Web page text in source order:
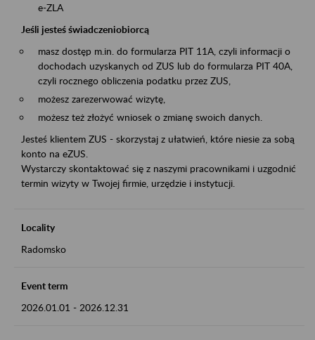
e-ZLA
Jeśli jesteś świadczeniobiorcą
masz dostęp m.in. do formularza PIT 11A, czyli informacji o
dochodach uzyskanych od ZUS lub do formularza PIT 40A,
czyli rocznego obliczenia podatku przez ZUS,
możesz zarezerwować wizytę,
możesz też złożyć wniosek o zmianę swoich danych.
Jesteś klientem ZUS - skorzystaj z ułatwień, które niesie za sobą
konto na eZUS.
Wystarczy skontaktować się z naszymi pracownikami i uzgodnić
termin wizyty w Twojej firmie, urzędzie i instytucji.
Locality
Radomsko
Event term
2026.01.01 - 2026.12.31